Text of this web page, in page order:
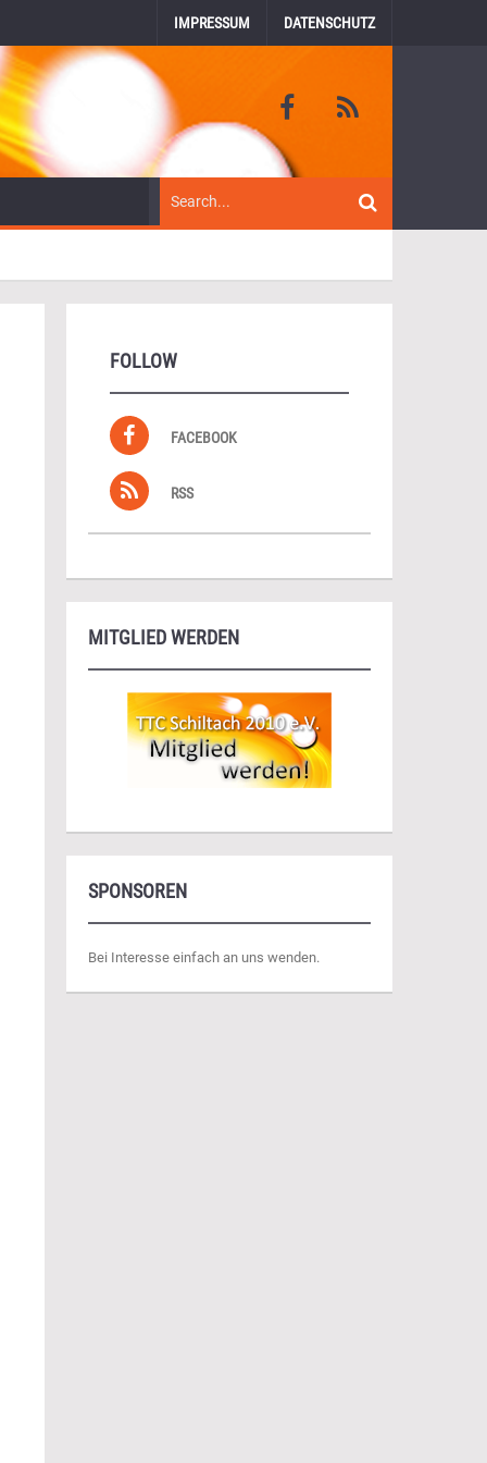
IMPRESSUM DATENSCHUTZ
FOLLOW
FACEBOOK
RSS
MITGLIED WERDEN
SPONSOREN
Bei Interesse einfach an uns wenden.